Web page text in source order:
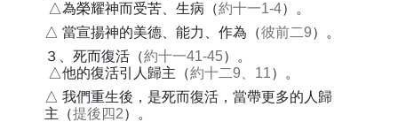
△為榮耀神而受苦、生病（約十一1-4）。
△ 當宣揚神的美德、能力、作為（彼前二9）。
３、死而復活（約十一41-45）。
△他的復活引人歸主（約十二9、11）。
△ 我們重生後，是死而復活，當帶更多的人歸
主（提後四2）。